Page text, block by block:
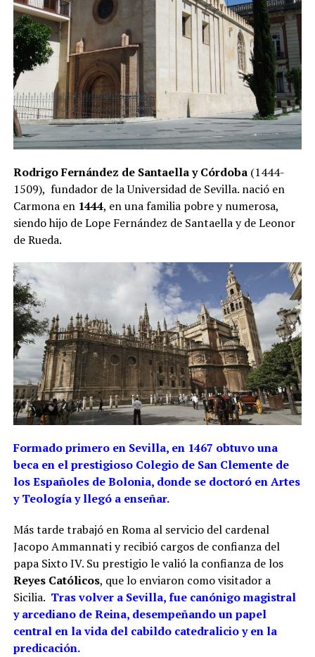
Rodrigo Fernández de Santaella y Córdoba(1444-
1509), fundador de la Universidad de Sevilla. nació en
Carmona en 1444, en una familia pobre y numerosa,
siendo hijo de Lope Fernández de Santaella y de Leonor
de Rueda.
Formado primero en Sevilla, en 1467 obtuvo una
beca en el prestigioso Colegio de San Clemente de
los Españoles de Bolonia, donde se doctoró en Artes
y Teología y llegó a enseñar.
Más tarde trabajó en Roma al servicio del cardenal
Jacopo Ammannati y recibió cargos de confianza del
papa Sixto IV. Su prestigio le valió la confianza de los
Reyes Católicos, que lo enviaron como visitador a
Sicilia. Tras volver a Sevilla, fue canónigo magistral
y arcediano de Reina, desempeñando un papel
central en la vida del cabildo catedralicio y en la
predicación.